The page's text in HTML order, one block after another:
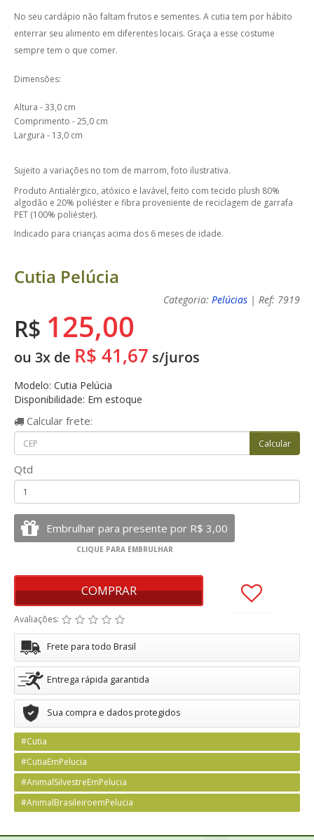
No seu cardápio não faltam frutos e sementes. A cutia tem por hábito
enterrar seu alimento em diferentes locais. Graça a esse costume
sempre tem o que comer.
Dimensões:
Altura - 33,0 cm
Comprimento - 25,0 cm
Largura - 13,0 cm
Sujeito a variações no tom de marrom, foto ilustrativa.
Produto Antialérgico, atóxico e lavável, feito com tecido plush 80%
algodão e 20% poliéster e fibra proveniente de reciclagem de garrafa
PET (100% poliéster).
Indicado para crianças acima dos 6 meses de idade.
Cutia Pelúcia
Categoria: Pelúcias | Ref: 7919
R$ 125,00
ou 3x de R$ 41,67 s/juros
Modelo: Cutia Pelúcia
Disponibilidade: Em estoque
Calcular frete:
Qtd
COMPRAR
Avaliações:
Frete para todo Brasil
Entrega rápida garantida
Sua compra e dados protegidos
#Cutia
#CutiaEmPelucia
#AnimalSilvestreEmPelucia
#AnimalBrasileiroemPelucia